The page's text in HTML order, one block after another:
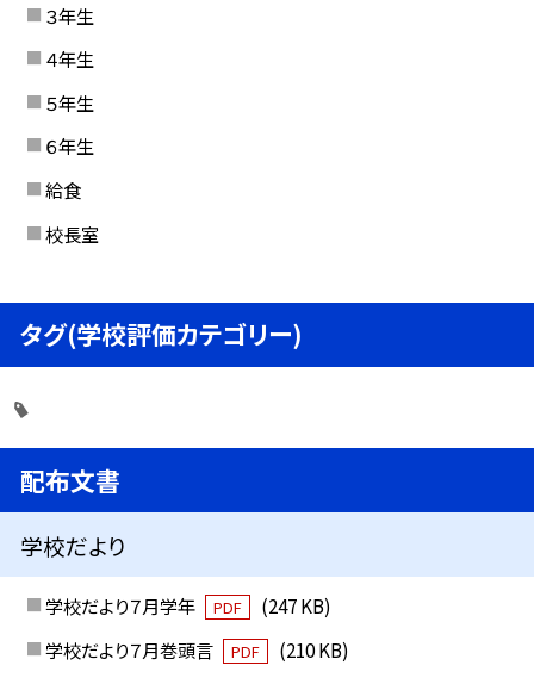
３年生
４年生
５年生
６年生
給食
校長室
タグ(学校評価カテゴリー)
配布文書
学校だより
学校だより７月学年 PDF
(247 KB)
学校だより７月巻頭言
PDF
(210 KB)